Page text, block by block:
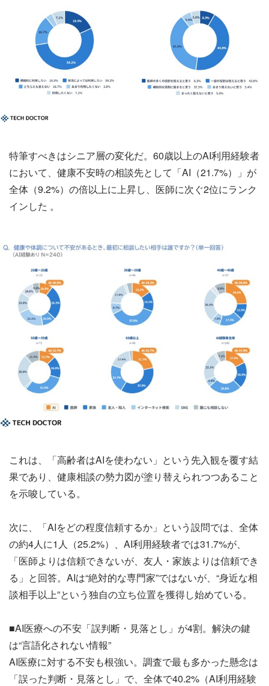
特筆すべきはシニア層の変化だ。60歳以上のAI利用経験者
において、健康不安時の相談先として「AI（21.7%）」が
全体（9.2%）の倍以上に上昇し、医師に次ぐ2位にランク
インした 。
これは、「高齢者はAIを使わない」という先入観を覆す結
果であり、健康相談の勢力図が塗り替えられつつあること
を示唆している。
次に、「AIをどの程度信頼するか」という設問では、全体
の約4人に1人（25.2%）、AI利用経験者では31.7%が、
「医師よりは信頼できないが、友人・家族よりは信頼でき
る」と回答。AIは“絶対的な専門家”ではないが、“身近な相
談相手以上”という独自の立ち位置を獲得し始めている。
■AI医療への不安「誤判断・見落とし」が4割。解決の鍵
は“言語化されない情報”
AI医療に対する不安も根強い。調査で最も多かった懸念は
「誤った判断・見落とし」で、全体で40.2%（AI利用経験